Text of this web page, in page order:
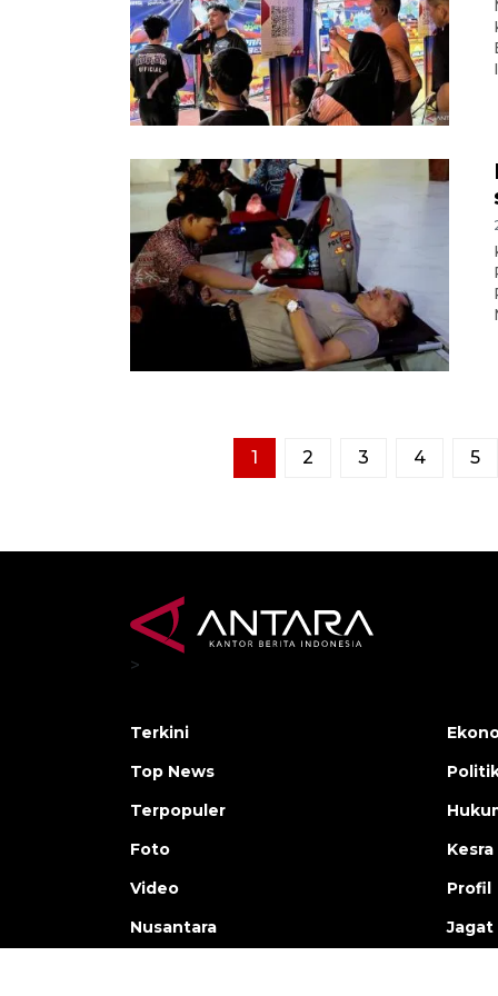
1 2 3 4 5
>
Terkini
Top News
Terpopuler
Foto
Video
Nusantara
Kesra
Profil
Jagat